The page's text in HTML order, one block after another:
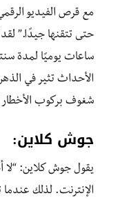
مع قرص الفيديو
حتى تتقنها جيدًا.”
ساعات يوميًا لمدة
الأحداث تثير في
شغوف بركوب الأخطار
جوش كلاين:
يقول جوش كلاين: “لا
الإنترنت. لذلك